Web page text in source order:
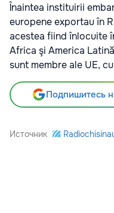
Înaintea instituirii
europene exportau în
acestea fiind înlocuite
Africa şi America
sunt membre ale UE,
Подпишитесь
Источник